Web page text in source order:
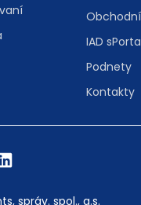
IAD
Podnety
Kontakty
správ. spol., a.s.